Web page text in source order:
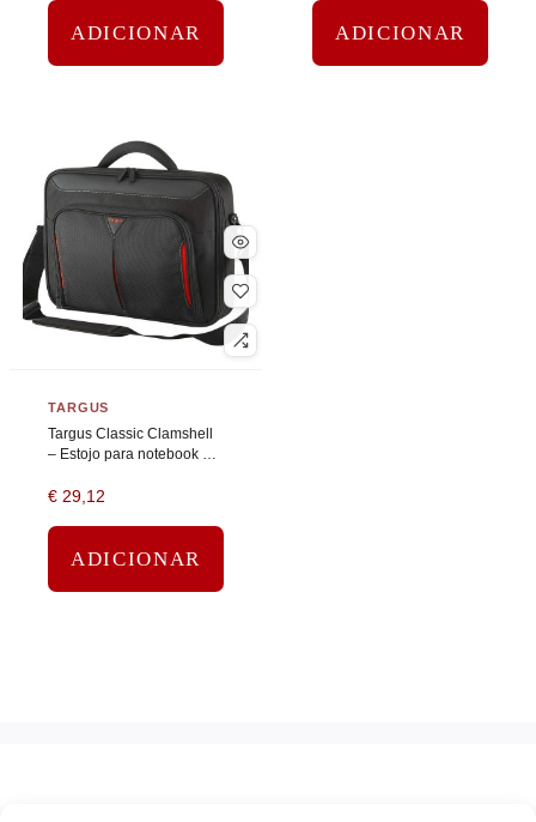
ADICIONAR ADICIONAR
TARGUS
Targus Classic Clamshell
– Estojo para notebook –
€ 29,12
ADICIONAR